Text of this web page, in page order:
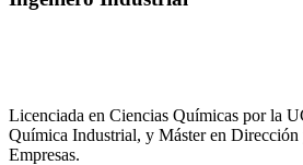
Licenciada en Ciencias Químicas por la
Química Industrial, y Máster en
Empresas.